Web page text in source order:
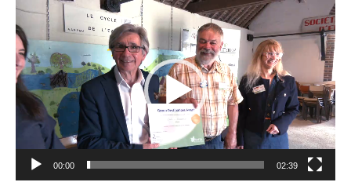
Lecteur
vidéo
00:00 02:39